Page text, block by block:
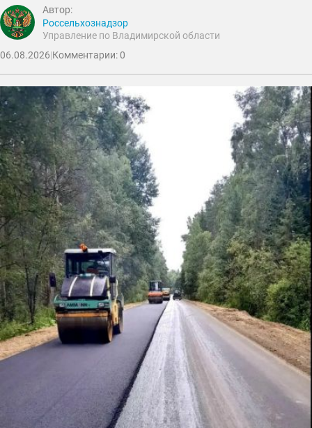
Автор:
Россельхознадзор
Управление по Владимирской области
06.08.2026|Комментарии: 0